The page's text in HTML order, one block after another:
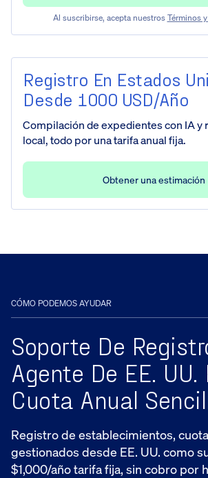
Al suscribirse, acepta nuestros Términos
Registro En Estados
Desde 1000 USD/año
Compilación de expedientes con IA y
local, todo por una tarifa anual fija.
Obtener una estimación
CÓMO PODEMOS AYUDAR
Soporte De
Agente De EE. UU.
Cuota Anual
Registro de establecimientos,
gestionados desde EE. UU. como
$1,000/año tarifa fija, sin cobro por